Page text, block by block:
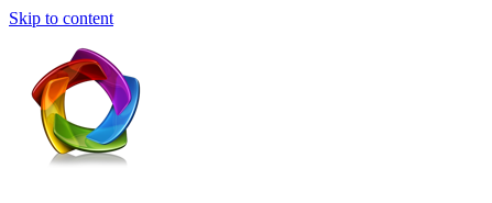
Skip to content